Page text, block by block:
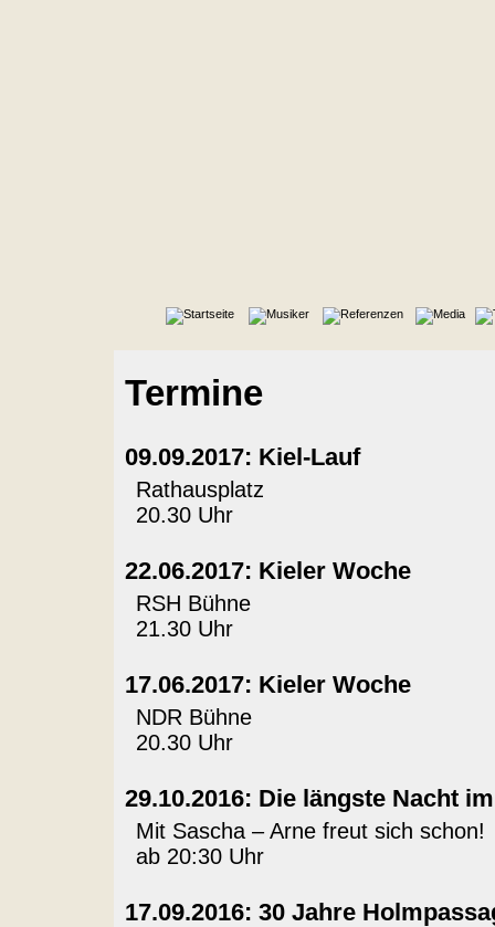
Termine
09.09.2017: Kiel-Lauf
Rathausplatz
20.30 Uhr
22.06.2017: Kieler Woche
RSH Bühne
21.30 Uhr
17.06.2017: Kieler Woche
NDR Bühne
20.30 Uhr
29.10.2016: Die längste Nacht
Mit Sascha – Arne freut sich schon!
ab 20:30 Uhr
17.09.2016: 30 Jahre